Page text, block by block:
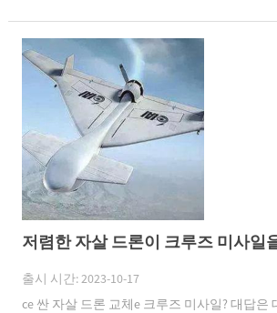
출시 시간: 2023-10-17
ce 싼 자살 드론 교체e 크루즈 미사일? 대답은